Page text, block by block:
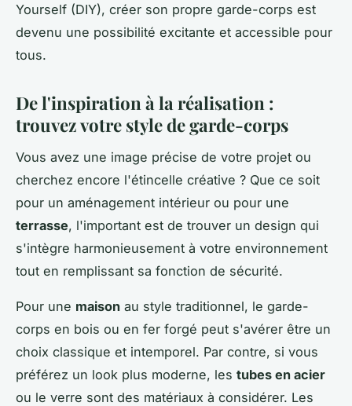
Yourself (DIY), créer son propre garde-corps est
devenu une possibilité excitante et accessible pour
tous.
De l'inspiration à la réalisation :
trouvez votre style de garde-corps
Vous avez une image précise de votre projet ou
cherchez encore l'étincelle créative ? Que ce soit
pour un aménagement intérieur ou pour une
terrasse, l'important est de trouver un design qui
s'intègre harmonieusement à votre environnement
tout en remplissant sa fonction de sécurité.
Pour une maison au style traditionnel, le garde-
corps en bois ou en fer forgé peut s'avérer être un
choix classique et intemporel. Par contre, si vous
préférez un look plus moderne, les tubes en acier
ou le verre sont des matériaux à considérer. Les